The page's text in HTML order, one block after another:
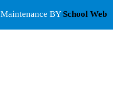
Maintenance BY School Web